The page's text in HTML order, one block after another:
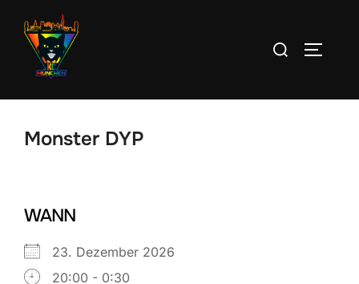
Inhalt
springen
Suchen
Monster DYP
WANN
23. Dezember 2026
20:00 - 0:30